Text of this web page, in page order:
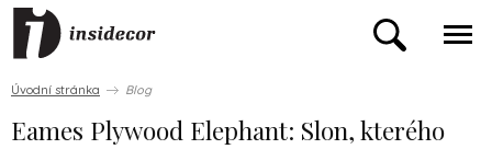
Úvodní stránka Blog
Eames Plywood Elephant: Slon, kterého